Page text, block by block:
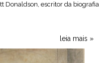
Donaldson, escritor da biografia
leia mais